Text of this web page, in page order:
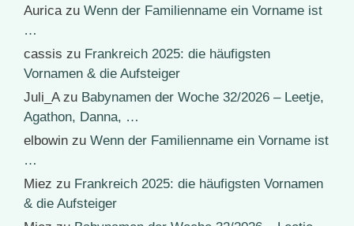
Auricazu Wenn der Familienname ein Vorname ist
…
cassis zu Frankreich 2025: die häufigsten
Vornamen & die Aufsteiger
Juli_Azu Babynamen der Woche 32/2026 – Leetje,
Agathon, Danna, …
elbowin zu Wenn der Familienname ein Vorname ist
…
Miez zu Frankreich 2025: die häufigsten Vornamen
& die Aufsteiger